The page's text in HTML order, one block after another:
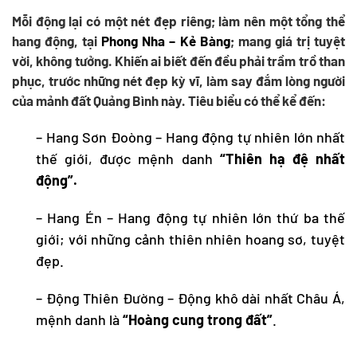
Mỗi động lại có một nét đẹp riêng; làm nên một tổng thể
hang động, tại Phong Nha – Kẻ Bàng; mang giá trị tuyệt
vời, không tưởng. Khiến ai biết đến đều phải trầm trồ than
phục, trước những nét đẹp kỳ vĩ, làm say đắm lòng người
của mảnh đấtQuảng Bình này. Tiêu biểu có thể kể đến:
– Hang Sơn Đoòng – Hang động tự nhiên lớn nhất
thế giới, được mệnh danh “Thiên hạ đệ nhất
động”.
– Hang Én – Hang động tự nhiên lớn thứ ba thế
giới; với những cảnh thiên nhiên hoang sơ, tuyệt
đẹp.
– Động Thiên Đường – Động khô dài nhất Châu Á,
mệnh danh là“Hoàng cung trong đất”.